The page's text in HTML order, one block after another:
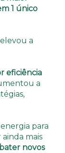
1 único
a
eficiência
a
para
mais
bater novos